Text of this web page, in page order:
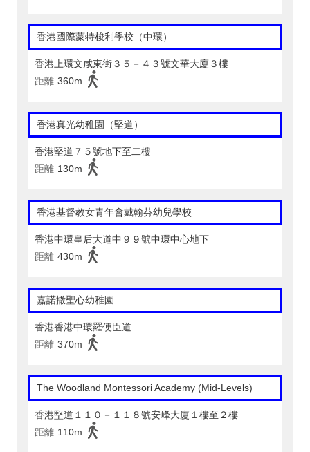
香港國際蒙特梭利學校（中環）
香港上環文咸東街３５－４３號文華大廈３樓
距離 360m
香港真光幼稚園（堅道）
香港堅道７５號地下至二樓
距離 130m
香港基督教女青年會戴翰芬幼兒學校
香港中環皇后大道中９９號中環中心地下
距離 430m
嘉諾撒聖心幼稚園
香港香港中環羅便臣道
距離 370m
The Woodland Montessori Academy (Mid-Levels)
香港堅道１１０－１１８號安峰大廈１樓至２樓
距離 110m